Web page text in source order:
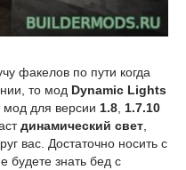
факелов по пути когда
то мод Dynamic Lights
мод для версии 1.8, 1.7.10
динамический свет,
вас. Достаточно носить с
будете знать бед с